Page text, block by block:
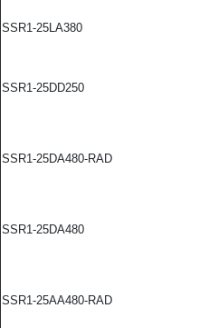
SSR1-25LA380
SSR1-25DD250
SSR1-25DA480-RAD
SSR1-25DA480
SSR1-25AA480-RAD